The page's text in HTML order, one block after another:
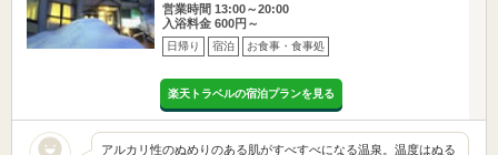
営業時間 13:00～20:00
入浴料金 600円～
日帰り 宿泊 お食事・食事処
楽天トラベルの宿泊プランを見る
アルカリ性のぬめりのある肌がすべすべになる温泉。温度はぬる